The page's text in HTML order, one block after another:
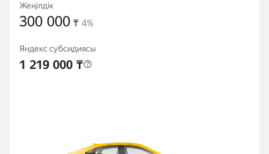
Жеңілдік
300 000 ₸ 4%
Яндекс субсидиясы
1 219 000 ₸